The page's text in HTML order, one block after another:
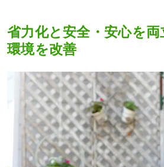
省力化と安全・安心を
環境を改善